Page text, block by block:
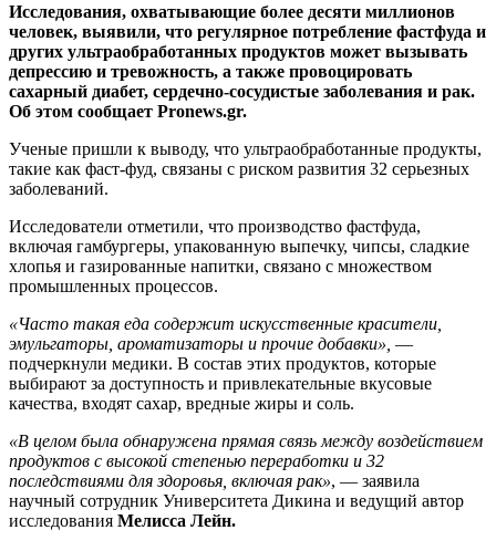
Исследования, охватывающие более десяти миллионов
человек, выявили, что регулярное потребление фастфуда и
других ультраобработанных продуктов может вызывать
депрессию и тревожность, а также провоцировать
сахарный диабет, сердечно-сосудистые заболевания и рак.
Об этом сообщает Pronews.gr.
Ученые пришли к выводу, что ультраобработанные продукты,
такие как фаст-фуд, связаны с риском развития 32 серьезных
заболеваний.
Исследователи отметили, что производство фастфуда,
включая гамбургеры, упакованную выпечку, чипсы, сладкие
хлопья и газированные напитки, связано с множеством
промышленных процессов.
«Часто такая еда содержит искусственные красители,
эмульгаторы, ароматизаторы и прочие добавки», —
подчеркнули медики. В состав этих продуктов, которые
выбирают за доступность и привлекательные вкусовые
качества, входят сахар, вредные жиры и соль.
«В целом была обнаружена прямая связь между воздействием
продуктов с высокой степенью переработки и 32
последствиями для здоровья, включая рак», — заявила
научный сотрудник Университета Дикина и ведущий автор
исследования Мелисса Лейн.